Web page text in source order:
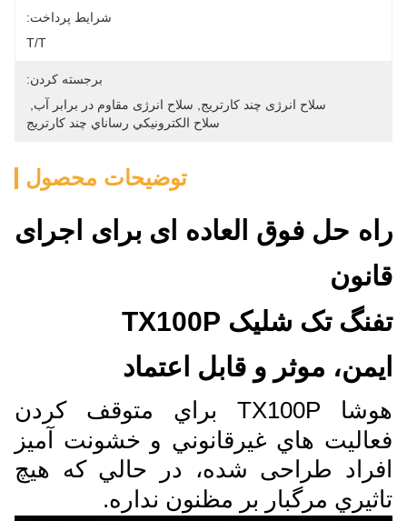
شرایط پرداخت:
T/T
برجسته کردن:
سلاح انرژی چند کارتریج
سلاح انرژی مقاوم در برابر آب
سلاح الکترونيکي رساناي چند کارتریج
توضیحات محصول
راه حل فوق العاده ای برای اجرای
قانون
تفنگ تک شليک TX100P
ایمن، موثر و قابل اعتماد
هوشا TX100P براي متوقف کردن
فعاليت هاي غيرقانوني و خشونت آمیز
افراد طراحی شده، در حالي که هيچ
تاثيري مرگبار بر مظنون نداره.